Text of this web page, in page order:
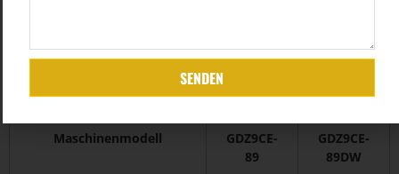
Maschinenmodell
GDZ9CE-
89
GDZ9CE-
89DW
SENDEN